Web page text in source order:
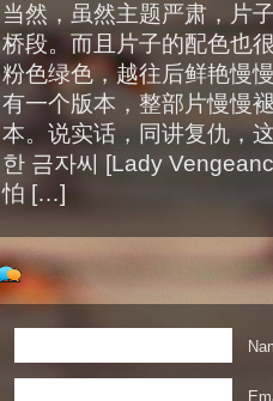
当然，虽然主题严肃，片
桥段。而且片子的配色也
粉色绿色，越往后鲜艳慢
有一个版本，整部片慢慢
本。说实话，同讲复仇，
한 금자씨 [Lady
怕 […]